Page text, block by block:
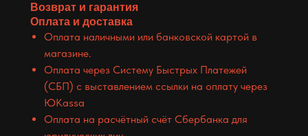
Возврат и гарантия
Оплата и доставка
Оплата наличными или банковской картой в
магазине.
Оплата через Систему Быстрых Платежей
(СБП) с выставлением ссылки на оплату через
ЮKassa
Оплата на расчётный счёт Сбербанка для